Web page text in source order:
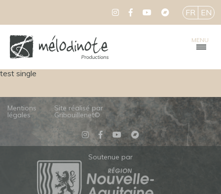
MENU
FR EN
test single
Mentions
légales
Site réalisé par
Gribouillenet©
Soutenue par